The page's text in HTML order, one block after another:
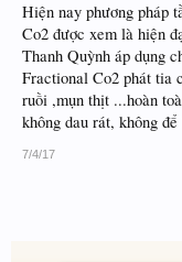
Hiện nay phương pháp
Co2 được xem là hiện
Thanh Quỳnh áp dụng
Fractional Co2 phát tia
ruồi ,mụn thịt ...hoàn
không dau rát, không
7/4/17